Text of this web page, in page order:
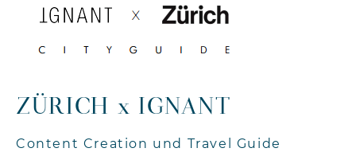
ZÜRICH x IGNANT
Content Creation und Travel Guide